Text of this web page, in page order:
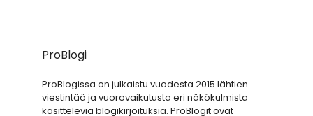
ProBlogi
ProBlogissa on julkaistu vuodesta 2015 lähtien
viestintää ja vuorovaikutusta eri näkökulmista
käsitteleviä blogikirjoituksia. ProBlogit ovat